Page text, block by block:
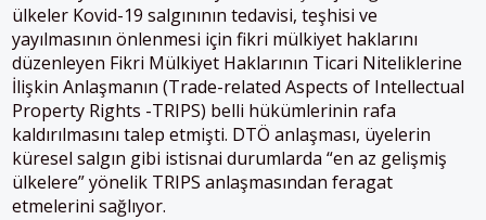
ülkeler Kovid-19 salgınının tedavisi, teşhisi ve
yayılmasının önlenmesi için fikri mülkiyet haklarını
düzenleyen Fikri Mülkiyet Haklarının Ticari Niteliklerine
İlişkin Anlaşmanın (Trade-related Aspects of Intellectual
Property Rights -TRIPS) belli hükümlerinin rafa
kaldırılmasını talep etmişti. DTÖ anlaşması, üyelerin
küresel salgın gibi istisnai durumlarda “en az gelişmiş
ülkelere” yönelik TRIPS anlaşmasından feragat
etmelerini sağlıyor.